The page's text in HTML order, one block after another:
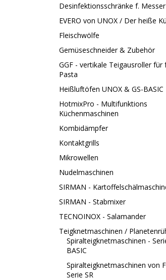
Desinfektionsschränke f. Messer
EVERO von UNOX / Der heiße
Fleischwölfe
Gemüseschneider & Zubehör
GGF - vertikale Teigausroller für
Pasta
Heißluftöfen UNOX & GS-BASIC
HotmixPro - Multifunktions
Küchenmaschinen
Kombidämpfer
Kontaktgrills
Mikrowellen
Nudelmaschinen
SIRMAN -
SIRMAN - Stabmixer
TECNOINOX - Salamander
Teigknetmaschinen /
Spiralteigknetmaschinen -
BASIC
Spiralteigknetmaschinen von
Serie SR